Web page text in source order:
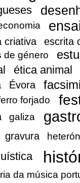
criativa escrita
de género
ética animal
Évora
forjado
galiza
gravura
da música